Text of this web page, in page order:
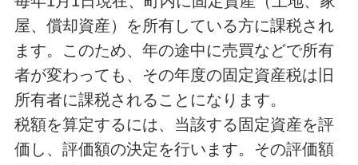
屋、償却資産）を所有している方に課税され
ます。このため、年の途中に売買などで所有
者が変わっても、その年度の固定資産税は旧
所有者に課税されることになります。
税額を算定するには、当該する固定資産を評
価し、評価額の決定を行います。その評価額